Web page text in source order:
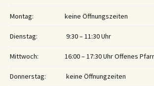
Montag: keine Öffnungszeiten
Dienstag: 9:30 – 11:30 Uhr
Mittwoch: 16:00 – 17:30 Uhr Offenes
Donnerstag: keine Öffnungzeiten